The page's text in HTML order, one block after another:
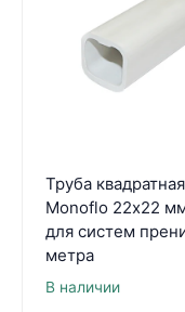
Труба квадратная
Monoflo 22х22
для систем
метра
В наличии